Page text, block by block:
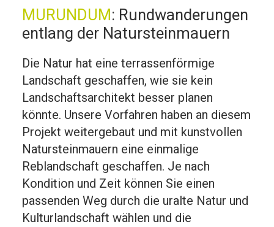
MURUNDUM: Rundwanderungen
entlang der Natursteinmauern
Die Natur hat eine terrassenförmige
Landschaft geschaffen, wie sie kein
Landschaftsarchitekt besser planen
könnte. Unsere Vorfahren haben an diesem
Projekt weitergebaut und mit kunstvollen
Natursteinmauern eine einmalige
Reblandschaft geschaffen. Je nach
Kondition und Zeit können Sie einen
passenden Weg durch die uralte Natur und
Kulturlandschaft wählen und die